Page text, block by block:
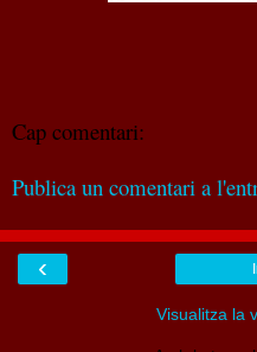
Cap comentari:
Publica un comentari a
‹
Visualitza la